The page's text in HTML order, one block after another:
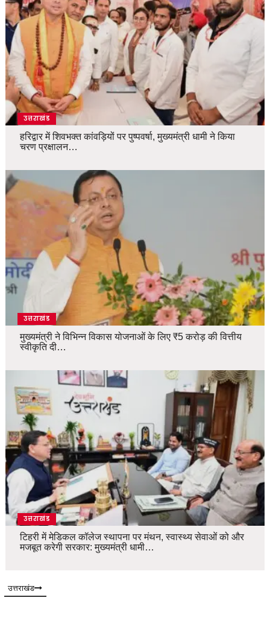
उत्तराखंड
हरिद्वार में शिवभक्त कांवड़ियों पर पुष्पवर्षा, मुख्यमंत्री धामी ने किया
चरण प्रक्षालन…
उत्तराखंड
मुख्यमंत्री ने विभिन्न विकास योजनाओं के लिए ₹5 करोड़ की वित्तीय
स्वीकृति दी…
उत्तराखंड
टिहरी में मेडिकल कॉलेज स्थापना पर मंथन, स्वास्थ्य सेवाओं को और
मजबूत करेगी सरकार: मुख्यमंत्री धामी…
उत्तराखंड